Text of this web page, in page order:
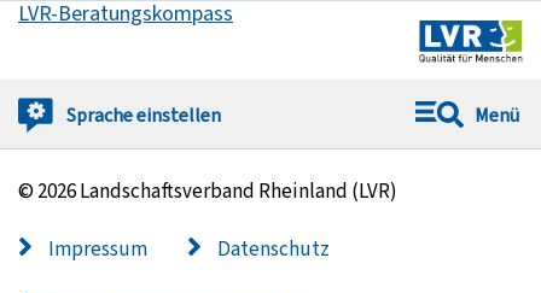
LVR-Beratungskompass
Spracheeinstellen Menü
© 2026 Landschaftsverband Rheinland (LVR)
Impressum Datenschutz